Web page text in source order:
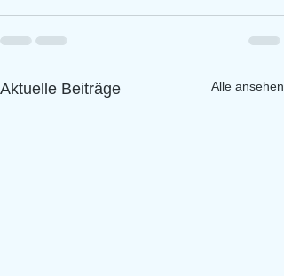
Aktuelle Beiträge Alle ansehen